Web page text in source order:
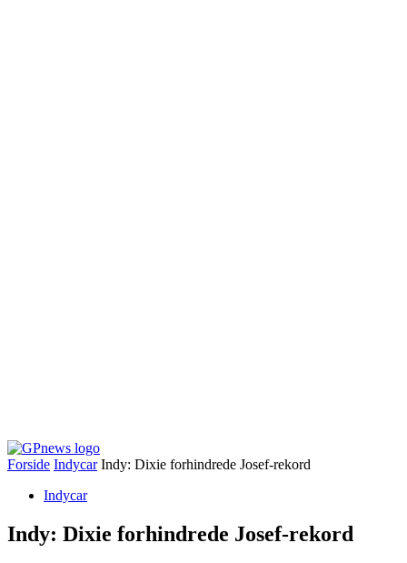
Forside Indycar Indy: Dixie forhindrede Josef-rekord
Indycar
Indy: Dixie forhindrede Josef-rekord